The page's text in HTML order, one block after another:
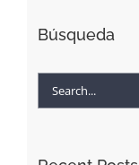
Búsqueda
Search